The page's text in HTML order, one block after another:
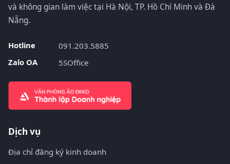
và không gian làm việc tại Hà Nội, TP. Hồ Chí Minh và Đà
Nẵng.
Hotline
091.203.5885
Zalo OA
5SOffice
Dịch vụ
Địa chỉ đăng ký kinh doanh